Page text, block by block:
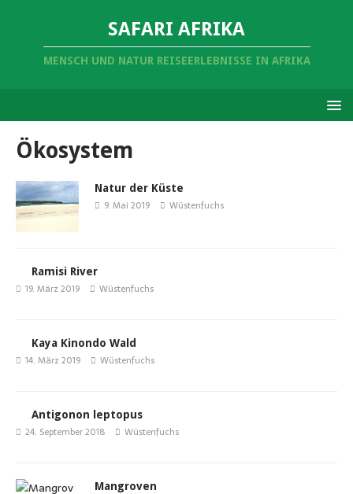
SAFARI AFRIKA
MENSCH UND NATUR REISEERLEBNISSE IN AFRIKA
Ökosystem
Natur der Küste
9. Mai 2019 Wüstenfuchs
Ramisi River
19. März 2019 Wüstenfuchs
Kaya Kinondo Wald
14. März 2019 Wüstenfuchs
Antigonon leptopus
24. September 2018 Wüstenfuchs
Mangroven